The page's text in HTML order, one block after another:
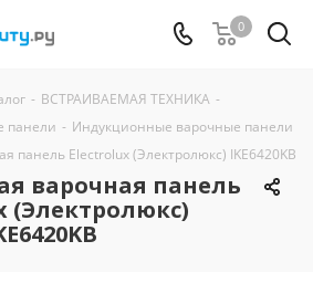
0
- ВСТРАИВАЕМАЯ ТЕХНИКА -
панели - Индукционные варочные панели
панель Electrolux (Электролюкс) IKE6420KB
варочная панель
(Электролюкс)